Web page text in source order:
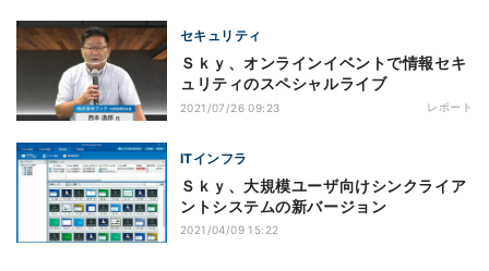
セキュリティ
Ｓｋｙ、オンラインイベントで情報セキ
ュリティのスペシャルライブ
2021/07/26 09:23 レポート
ITインフラ
Ｓｋｙ、大規模ユーザ向けシンクライア
ントシステムの新バージョン
2021/04/09 15:22